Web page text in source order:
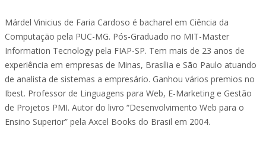
Márdel Vinicius de Faria Cardoso é bacharel em Ciência da
Computação pela PUC-MG. Pós-Graduado no MIT-Master
Information Tecnology pela FIAP-SP. Tem mais de 23 anos de
experiência em empresas de Minas, Brasília e São Paulo atuando
de analista de sistemas a empresário. Ganhou vários premios no
Ibest. Professor de Linguagens para Web, E-Marketing e Gestão
de Projetos PMI. Autor do livro “Desenvolvimento Web para o
Ensino Superior” pela Axcel Books do Brasil em 2004.